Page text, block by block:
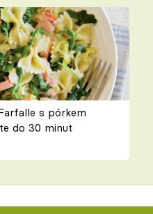
s pórkem
do 30 minut